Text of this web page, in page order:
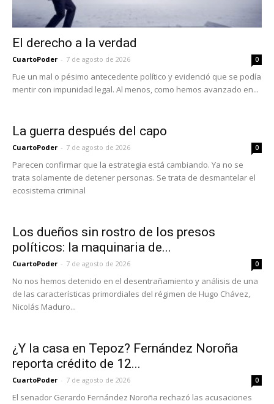
El derecho a la verdad
CuartoPoder - 7 de agosto de 2026 0
Fue un mal o pésimo antecedente político y evidenció que se podía
mentir con impunidad legal. Al menos, como hemos avanzado en...
La guerra después del capo
CuartoPoder - 7 de agosto de 2026 0
Parecen confirmar que la estrategia está cambiando. Ya no se
trata solamente de detener personas. Se trata de desmantelar el
ecosistema criminal
Los dueños sin rostro de los presos
políticos: la maquinaria de...
CuartoPoder - 7 de agosto de 2026 0
No nos hemos detenido en el desentrañamiento y análisis de una
de las características primordiales del régimen de Hugo Chávez,
Nicolás Maduro...
¿Y la casa en Tepoz? Fernández Noroña
reporta crédito de 12...
CuartoPoder - 7 de agosto de 2026 0
El senador Gerardo Fernández Noroña rechazó las acusaciones